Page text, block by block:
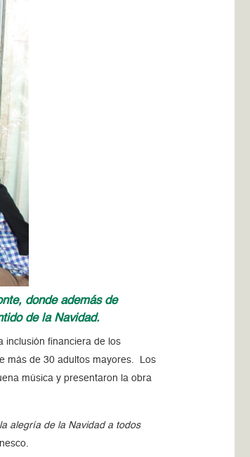
donde además de
de la Navidad.
inclusión financiera de los
más de 30 adultos mayores. Los
música y presentaron la obra
alegría de la Navidad a todos